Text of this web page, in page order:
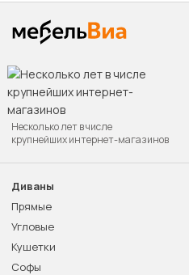
Несколько лет в числе
крупнейших интернет-магазинов
Диваны
Прямые
Угловые
Кушетки
Софы